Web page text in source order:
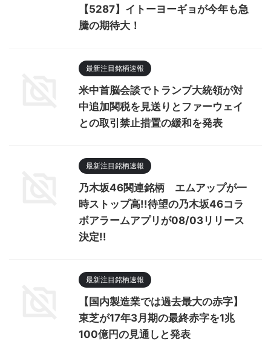
【5287】イトーヨーギョが今年も急
騰の期待大！
最新注目銘柄速報
米中首脳会談でトランプ大統領が対
中追加関税を見送りとファーウェイ
との取引禁止措置の緩和を発表
最新注目銘柄速報
乃木坂46関連銘柄 エムアップが一
時ストップ高!!待望の乃木坂46コラ
ボアラームアプリが08/03リリース
決定!!
最新注目銘柄速報
【国内製造業では過去最大の赤字】
東芝が17年3月期の最終赤字を1兆
100億円の見通しと発表